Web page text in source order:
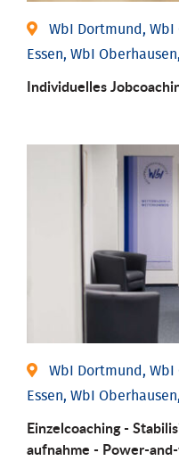
WbI Dortmund, WbI
Essen, WbI
Individu­elles
WbI Dortmund, WbI
Essen, WbI
Einzel­coaching -
aufnahme - Power-